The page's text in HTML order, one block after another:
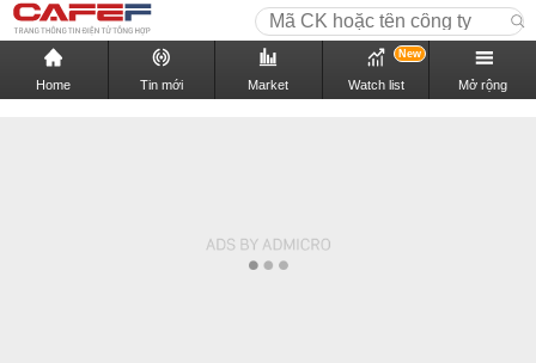
Home Tin mới Market Watch list
New
Mở rộng